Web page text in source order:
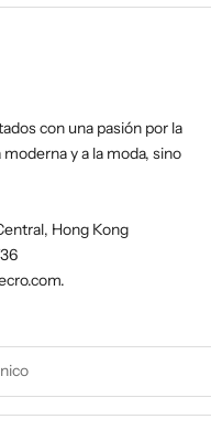
con una pasión por la
y a la moda, sino
Hong Kong
.